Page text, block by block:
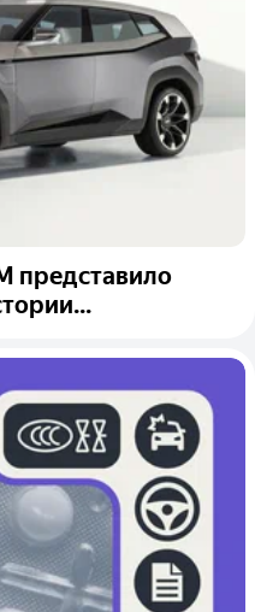
представило